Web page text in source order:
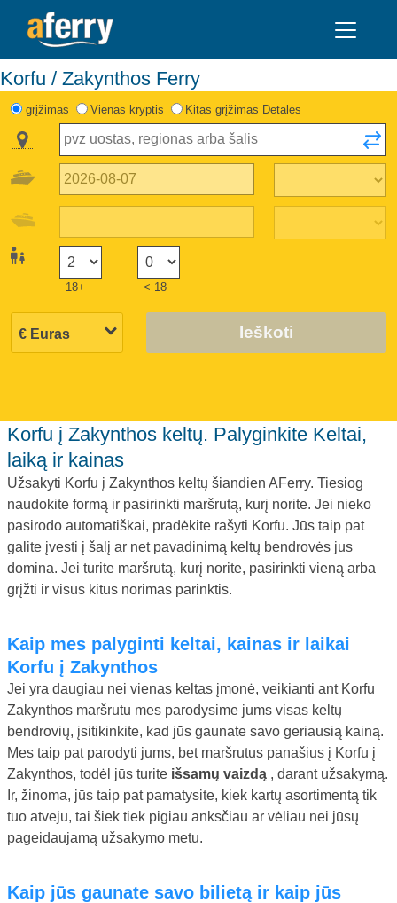
Korfu / Zakynthos Ferry
grįžimas Vienas kryptis Kitas grįžimas Detalės
18+ < 18
Ieškoti
Korfu į Zakynthos keltų. Palyginkite Keltai,
laiką ir kainas
Užsakyti Korfu į Zakynthos keltų šiandien AFerry. Tiesiog
naudokite formą ir pasirinkti maršrutą, kurį norite. Jei nieko
pasirodo automatiškai, pradėkite rašyti Korfu. Jūs taip pat
galite įvesti į šalį ar net pavadinimą keltų bendrovės jus
domina. Jei turite maršrutą, kurį norite, pasirinkti vieną arba
grįžti ir visus kitus norimas parinktis.
Kaip mes palyginti keltai, kainas ir laikai
Korfu į Zakynthos
Jei yra daugiau nei vienas keltas įmonė, veikianti ant Korfu
Zakynthos maršrutu mes parodysime jums visas keltų
bendrovių, įsitikinkite, kad jūs gaunate savo geriausią kainą.
Mes taip pat parodyti jums, bet maršrutus panašius į Korfu į
Zakynthos, todėl jūs turite išsamų vaizdą , darant užsakymą.
Ir, žinoma, jūs taip pat pamatysite, kiek kartų asortimentą tik
tuo atveju, tai šiek tiek pigiau anksčiau ar vėliau nei jūsų
pageidaujamą užsakymo metu.
Kaip jūs gaunate savo bilietą ir kaip jūs